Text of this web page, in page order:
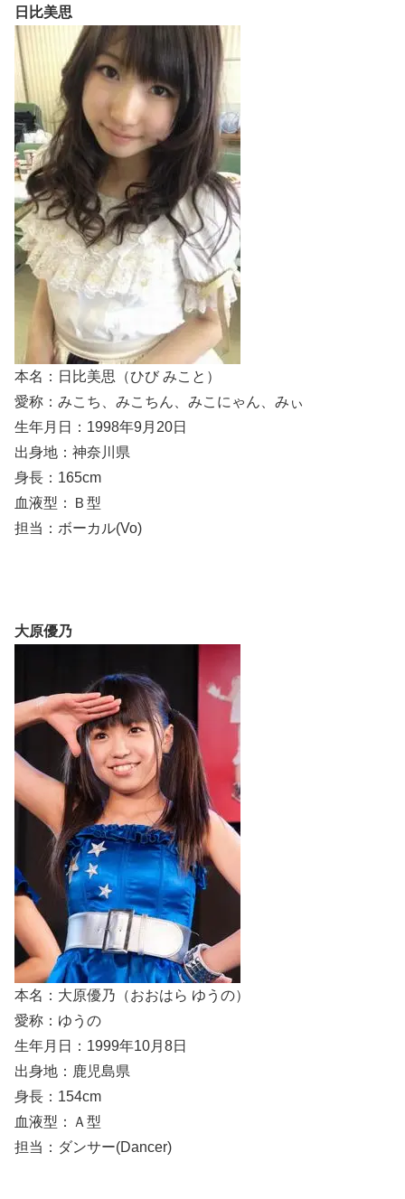
日比美思
本名：日比美思（ひび みこと）
愛称：みこち、みこちん、みこにゃん、みぃ
生年月日：1998年9月20日
出身地：神奈川県
身長：165cm
血液型：Ｂ型
担当：ボーカル(Vo)
大原優乃
本名：大原優乃（おおはら ゆうの）
愛称：ゆうの
生年月日：1999年10月8日
出身地：鹿児島県
身長：154cm
血液型：Ａ型
担当：ダンサー(Dancer)